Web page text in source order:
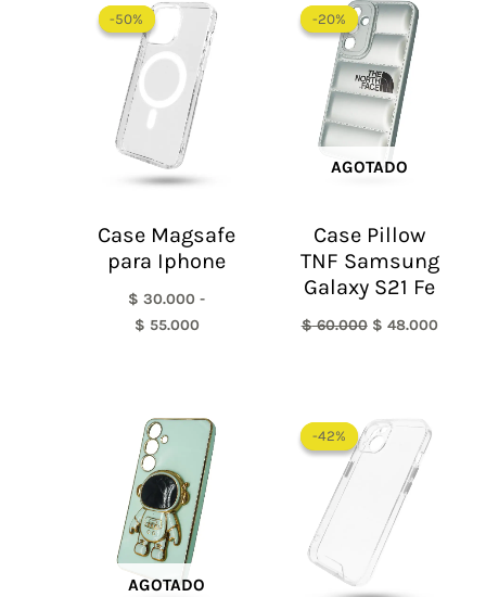
-50%
-50%
Case Magsafe
para Iphone
$ 30.000 -
$ 55.000
de
precios:
desde
$ 30.000
hasta
-20%
AGOTADO
-20%
Case Pillow
TNF Samsung
Galaxy S21 Fe
$60.000
precio
original
era:
$ 60.000.
$ 48.000
AGOTADO
-42%
-42%
precio
original
$ 60.000.